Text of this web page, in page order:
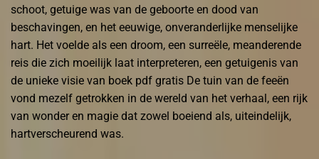
schoot, getuige was van de geboorte en dood van
beschavingen, en het eeuwige, onveranderlijke menselijke
hart. Het voelde als een droom, een surreële, meanderende
reis die zich moeilijk laat interpreteren, een getuigenis van
de unieke visie van boek pdf gratis De tuin van de feeën
vond mezelf getrokken in de wereld van het verhaal, een rijk
van wonder en magie dat zowel boeiend als, uiteindelijk,
hartverscheurend was.